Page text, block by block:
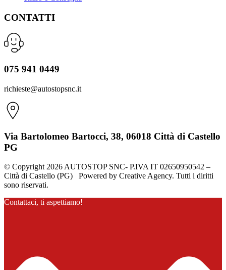
CONTATTI
075 941 0449
richieste@autostopsnc.it
Via Bartolomeo Bartocci, 38, 06018 Città di Castello
PG
© Copyright 2026 AUTOSTOP SNC- P.IVA IT 02650950542 –
Città di Castello (PG) Powered by Creative Agency. Tutti i diritti
sono riservati.
Contattaci, ti aspettiamo!